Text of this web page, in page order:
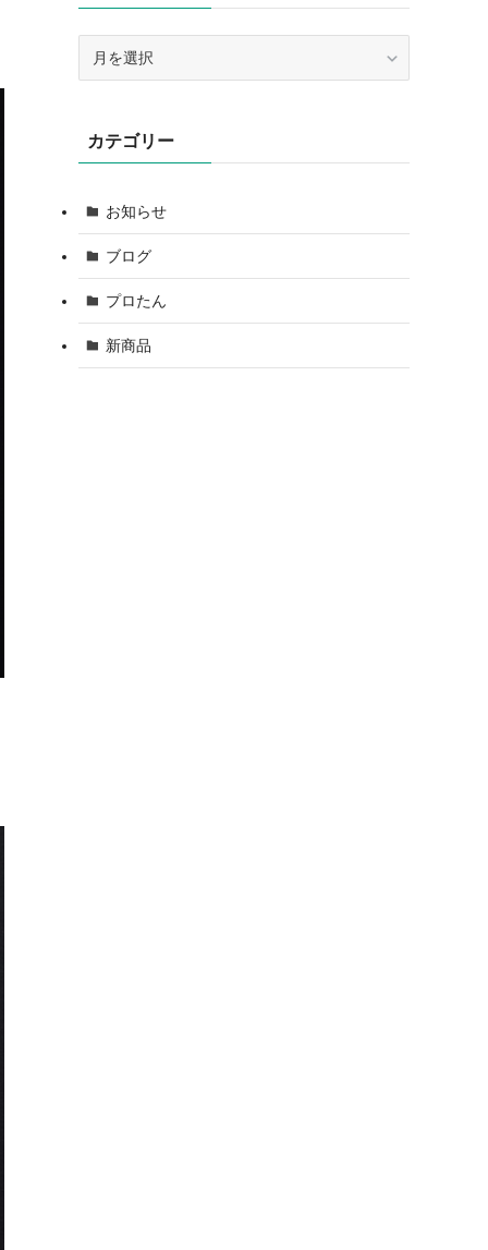
ブカテゴリー
お知らせ
ブログ
プロたん
新商品